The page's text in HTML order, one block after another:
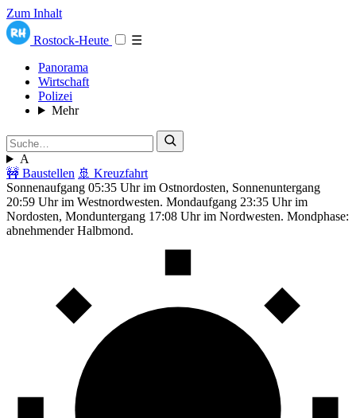
Zum Inhalt
Rostock-Heute
☰
Panorama
Wirtschaft
Polizei
Mehr
A
🚧 Baustellen 🚢 Kreuzfahrt
Sonnenaufgang 05:35 Uhr im Ostnordosten, Sonnenuntergang
20:59 Uhr im Westnordwesten. Mondaufgang 23:35 Uhr im
Nordosten, Monduntergang 17:08 Uhr im Nordwesten. Mondphase:
abnehmender Halbmond.